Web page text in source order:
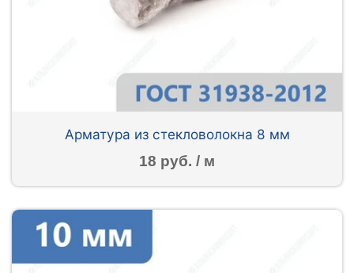
Арматура из стекловолокна 8 мм
18 руб. / м